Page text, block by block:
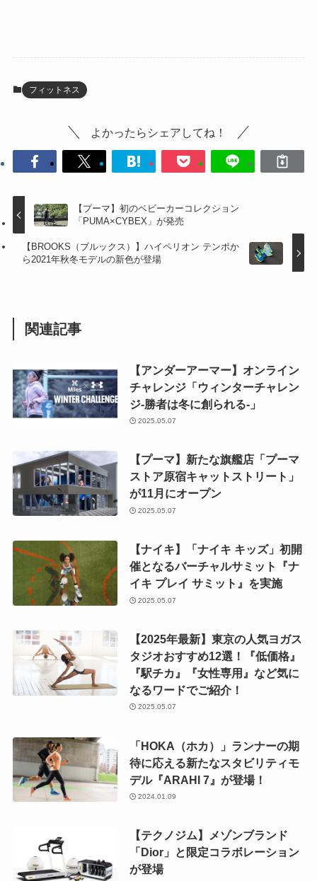
フィットネス
よかったらシェアしてね！
【プーマ】初のベビーカーコレクション
「PUMA×CYBEX」が発売
【BROOKS（ブルックス）】ハイペリオン テンポか
ら2021年秋冬モデルの新色が登場
関連記事
【アンダーアーマー】オンライン
チャレンジ「ウィンターチャレン
ジ-勝者は冬に創られる-」
2025.05.07
【プーマ】新たな旗艦店「プーマ
ストア原宿キャットストリート」
が11月にオープン
2025.05.07
【ナイキ】「ナイキ キッズ」初開
催となるバーチャルサミット『ナ
イキ プレイ サミット』を実施
2025.05.07
【2025年最新】東京の人気ヨガス
タジオおすすめ12選！『低価格』
『駅チカ』『女性専用』など気に
なるワードでご紹介！
2025.05.07
「HOKA（ホカ）」ランナーの期
待に応える新たなスタビリティモ
デル『ARAHI 7』が登場！
2024.01.09
【テクノジム】メゾンブランド
「Dior」と限定コラボレーション
が登場